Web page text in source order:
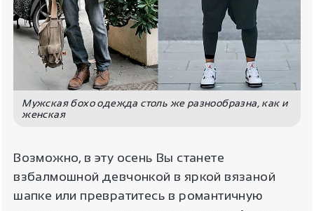
Для пользователя
Мужская бохо одежда столь же разнообразна, как и
женская
Возможно, в эту осень Вы станете
взбалмошной девчонкой в яркой вязаной
шапке или превратитесь в романтичную